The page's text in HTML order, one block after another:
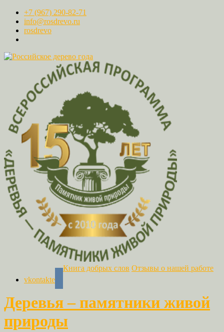
+7 (967) 290-82-71
info@rosdrevo.ru
rosdrevo
vkontakte
Книга добрых слов Отзывы о нашей работе
Деревья – памятники живой
природы